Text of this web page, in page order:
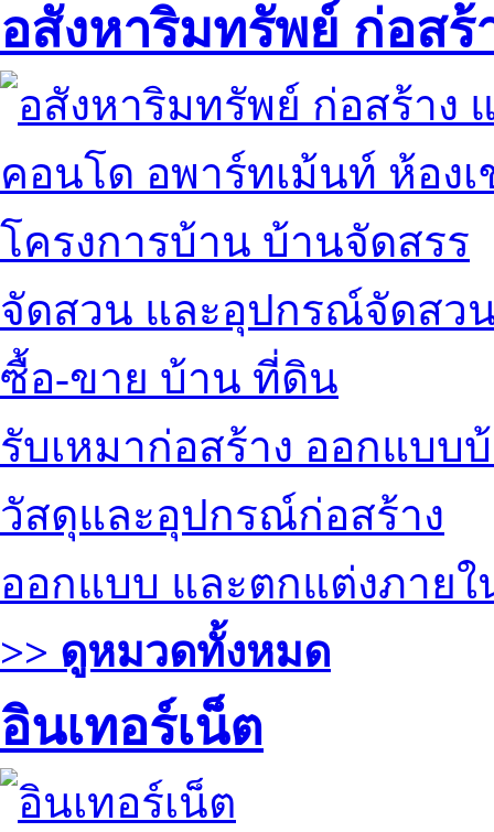
อสังหาริมทรัพย์ ก่อส
คอนโด อพาร์ทเม้นท์ ห้องเ
โครงการบ้าน บ้านจัดสรร
จัดสวน และอุปกรณ์จัดสว
ซื้อ-ขาย บ้าน ที่ดิน
รับเหมาก่อสร้าง ออกแบบ
วัสดุและอุปกรณ์ก่อสร้าง
ออกแบบ และตกแต่งภายใ
>> ดูหมวดทั้งหมด
อินเทอร์เน็ต